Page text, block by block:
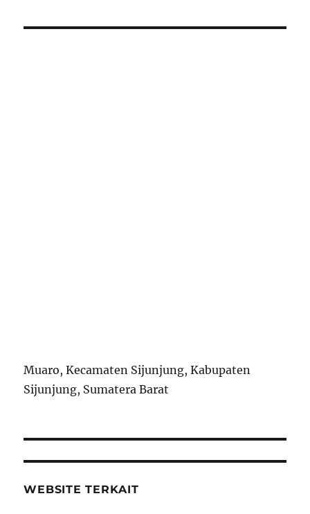
Muaro, Kecamaten Sijunjung, Kabupaten
Sijunjung, Sumatera Barat
WEBSITE TERKAIT